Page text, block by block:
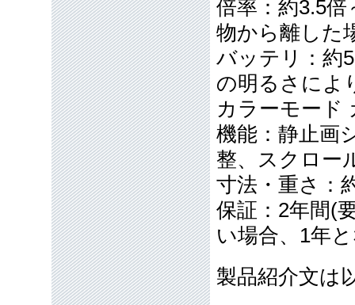
倍率：約3.5
物から離した
バッテリ：約
の明るさによ
カラーモード
機能：静止画
整、スクロー
寸法・重さ：
保証：2年間(
い場合、1年
製品紹介文は